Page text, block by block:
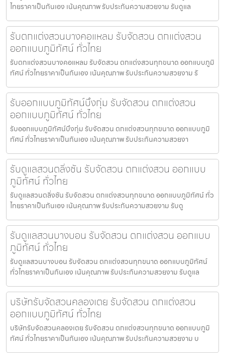
ไทยราคาเป็นกันเอง เน้นคุณภาพ รับประกันความสวยงาม รับดูแล
รับตกแต่งสวนบางคอแหลม รับจัดสวน ตกแต่งสวน
ออกแบบภูมิทัศน์ ทั่วไทย
รับตกแต่งสวนบางคอแหลม รับจัดสวน ตกแต่งสวนทุกขนาด ออกแบบภูมิ
ทัศน์ ทั่วไทยราคาเป็นกันเอง เน้นคุณภาพ รับประกันความสวยงาม รั
รับออกแบบภูมิทัศน์บึงกุ่ม รับจัดสวน ตกแต่งสวน
ออกแบบภูมิทัศน์ ทั่วไทย
รับออกแบบภูมิทัศน์บึงกุ่ม รับจัดสวน ตกแต่งสวนทุกขนาด ออกแบบภูมิ
ทัศน์ ทั่วไทยราคาเป็นกันเอง เน้นคุณภาพ รับประกันความสวยงา
รับดูแลสวนตลิ่งชัน รับจัดสวน ตกแต่งสวน ออกแบบ
ภูมิทัศน์ ทั่วไทย
รับดูแลสวนตลิ่งชัน รับจัดสวน ตกแต่งสวนทุกขนาด ออกแบบภูมิทัศน์ ทั่ว
ไทยราคาเป็นกันเอง เน้นคุณภาพ รับประกันความสวยงาม รับดู
รับดูแลสวนบางบอน รับจัดสวน ตกแต่งสวน ออกแบบ
ภูมิทัศน์ ทั่วไทย
รับดูแลสวนบางบอน รับจัดสวน ตกแต่งสวนทุกขนาด ออกแบบภูมิทัศน์
ทั่วไทยราคาเป็นกันเอง เน้นคุณภาพ รับประกันความสวยงาม รับดูแล
บริษัทรับจัดสวนคลองเตย รับจัดสวน ตกแต่งสวน
ออกแบบภูมิทัศน์ ทั่วไทย
บริษัทรับจัดสวนคลองเตย รับจัดสวน ตกแต่งสวนทุกขนาด ออกแบบภูมิ
ทัศน์ ทั่วไทยราคาเป็นกันเอง เน้นคุณภาพ รับประกันความสวยงาม บ